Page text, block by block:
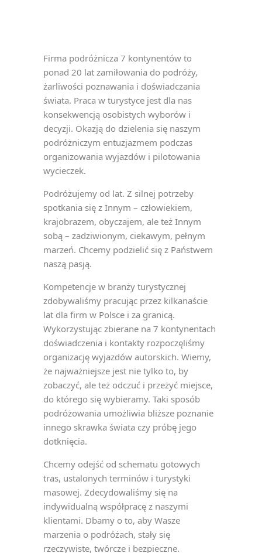
Firma podróżnicza 7 kontynentów to
ponad 20 lat zamiłowania do podróży,
żarliwości poznawania i doświadczania
świata. Praca w turystyce jest dla nas
konsekwencją osobistych wyborów i
decyzji. Okazją do dzielenia się naszym
podróżniczym entuzjazmem podczas
organizowania wyjazdów i pilotowania
wycieczek.
Podróżujemy od lat. Z silnej potrzeby
spotkania się z Innym – człowiekiem,
krajobrazem, obyczajem, ale też Innym
sobą – zadziwionym, ciekawym, pełnym
marzeń. Chcemy podzielić się z Państwem
naszą pasją.
Kompetencje w branży turystycznej
zdobywaliśmy pracując przez kilkanaście
lat dla firm w Polsce i za granicą.
Wykorzystując zbierane na 7 kontynentach
doświadczenia i kontakty rozpoczęliśmy
organizację wyjazdów autorskich. Wiemy,
że najważniejsze jest nie tylko to, by
zobaczyć, ale też odczuć i przeżyć miejsce,
do którego się wybieramy. Taki sposób
podróżowania umożliwia bliższe poznanie
innego skrawka świata czy próbę jego
dotknięcia.
Chcemy odejść od schematu gotowych
tras, ustalonych terminów i turystyki
masowej. Zdecydowaliśmy się na
indywidualną współpracę z naszymi
klientami. Dbamy o to, aby Wasze
marzenia o podróżach, stały się
rzeczywiste, twórcze i bezpieczne.